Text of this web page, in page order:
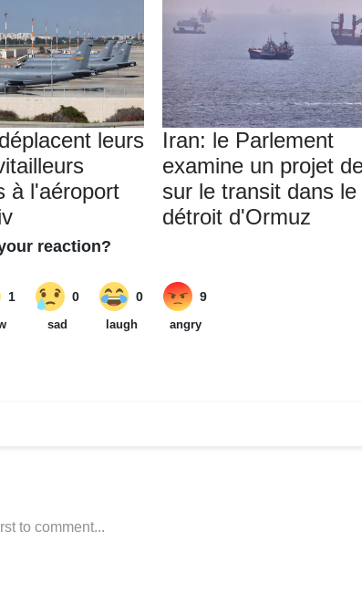
leurs
à l'aéroport
Iran: le Parlement
examine un projet
sur le transit dans le
détroit d'Ormuz